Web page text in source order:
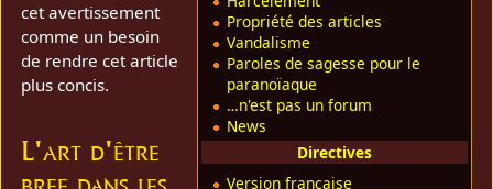
Propriété des articles
Vandalisme
Paroles de sagesse pour le
paranoïaque
…n'est pas un forum
News
Directives
Version française
cet avertissement
comme un besoin
de rendre cet article
plus concis.
L'art d'être